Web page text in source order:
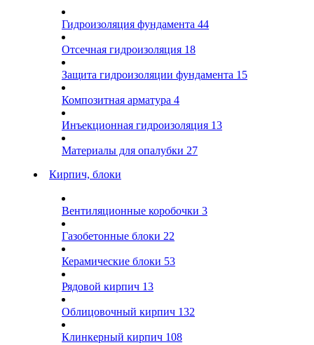
Гидроизоляция фундамента 44
Отсечная гидроизоляция 18
Защита гидроизоляции фундамента 15
Композитная арматура 4
Инъекционная гидроизоляция 13
Материалы для опалубки 27
Кирпич, блоки
Вентиляционные коробочки 3
Газобетонные блоки 22
Керамические блоки 53
Рядовой кирпич 13
Облицовочный кирпич 132
Клинкерный кирпич 108